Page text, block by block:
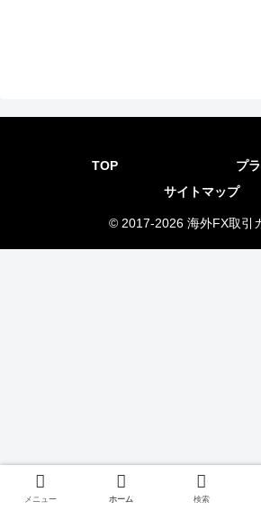
TOP
プ
サイトマップ
© 2017-2026 海外FX取引
メニュー ホーム 検索